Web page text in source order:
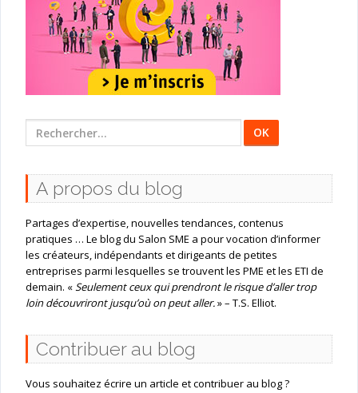
Rechercher
:
A propos du blog
Partages d’expertise, nouvelles tendances, contenus
pratiques … Le blog du Salon SME a pour vocation d’informer
les créateurs, indépendants et dirigeants de petites
entreprises parmi lesquelles se trouvent les PME et les ETI de
demain. «Seulement ceux qui prendront le risque d’aller trop
loin découvriront jusqu’où on peut aller.» – T.S. Elliot.
Contribuer au blog
Vous souhaitez écrire un article et contribuer au blog ?